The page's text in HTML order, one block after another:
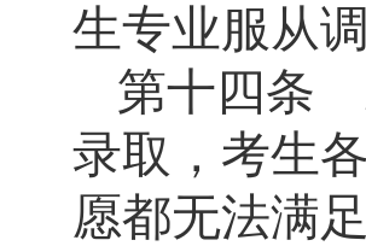
生专业服从
第十四条
录取，考生
愿都无法满